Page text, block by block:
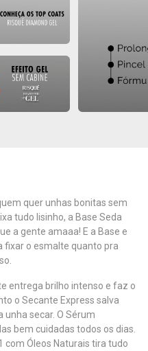
quer unhas bonitas sem
tudo lisinho, a Base Seda
a gente amaaa! E a Base e
fixar o esmalte quanto pra
entrega brilho intenso e faz o
o Secante Express salva
secar. O Sérum
bem cuidadas todos os dias.
com Óleos Naturais tira tudo